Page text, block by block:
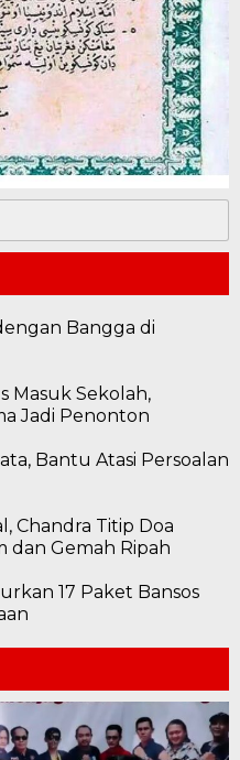
Bangga di
Masuk Sekolah,
Jadi Penonton
Bantu Atasi Persoalan
Chandra Titip Doa
dan Gemah Ripah
17 Paket Bansos